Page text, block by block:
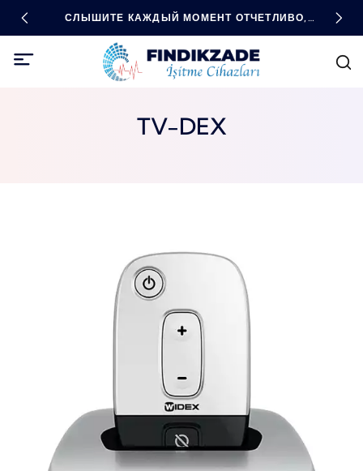
СЛЫШИТЕ КАЖДЫЙ МОМЕНТ ОТЧЕТЛИВО,
БУДЬТЕ ВО ВСЕОРУЖИИ С ПОМОЩЬЮ
ТЕХНОЛОГИЙ!
TV-DEX